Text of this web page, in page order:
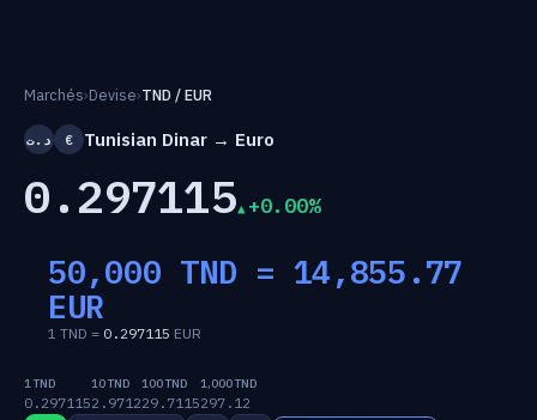
Marchés›Devise›TND / EUR
د.ت € Tunisian Dinar → Euro
0.297115 +0.00%
50,000 TND = 14,855.77
EUR
1 TND = 0.297115 EUR
1 TND
0.297115
10 TND
2.9712
100 TND
29.7115
1,000 TND
297.12